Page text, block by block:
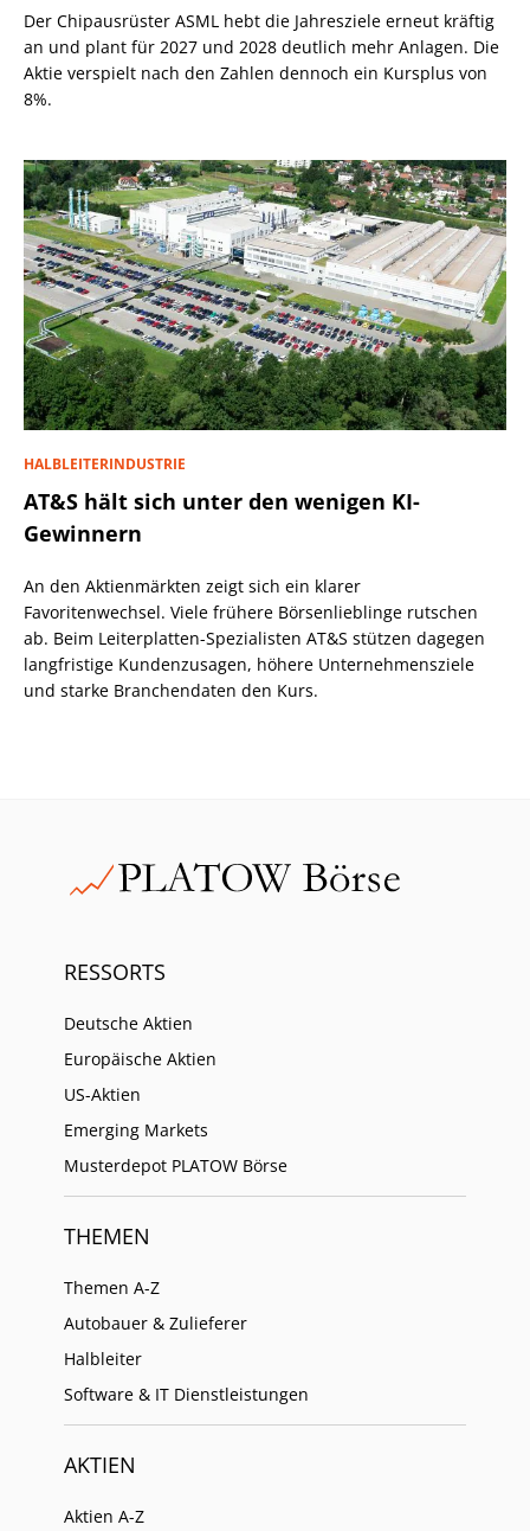
Der Chipausrüster ASML hebt die Jahresziele erneut kräftig
an und plant für 2027 und 2028 deutlich mehr Anlagen. Die
Aktie verspielt nach den Zahlen dennoch ein Kursplus von
8%.
HALBLEITERINDUSTRIE
AT&S hält sich unter den wenigen KI-
Gewinnern
An den Aktienmärkten zeigt sich ein klarer
Favoritenwechsel. Viele frühere Börsenlieblinge rutschen
ab. Beim Leiterplatten-Spezialisten AT&S stützen dagegen
langfristige Kundenzusagen, höhere Unternehmensziele
und starke Branchendaten den Kurs.
RESSORTS
Deutsche Aktien
Europäische Aktien
US-Aktien
Emerging Markets
Musterdepot PLATOW Börse
THEMEN
Themen A-Z
Autobauer & Zulieferer
Halbleiter
Software & IT Dienstleistungen
AKTIEN
Aktien A-Z